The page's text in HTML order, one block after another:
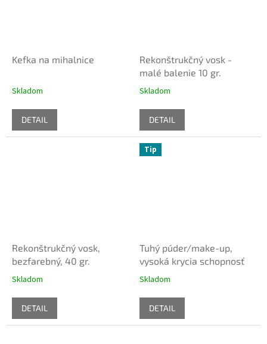
Kefka na mihalnice
Skladom
DETAIL
Rekonštrukčný vosk -
malé balenie 10 gr.
Skladom
DETAIL
Rekonštrukčný vosk,
bezfarebný, 40 gr.
Skladom
DETAIL
Tip
Tuhý púder/make-up,
vysoká krycia schopnosť
Skladom
DETAIL